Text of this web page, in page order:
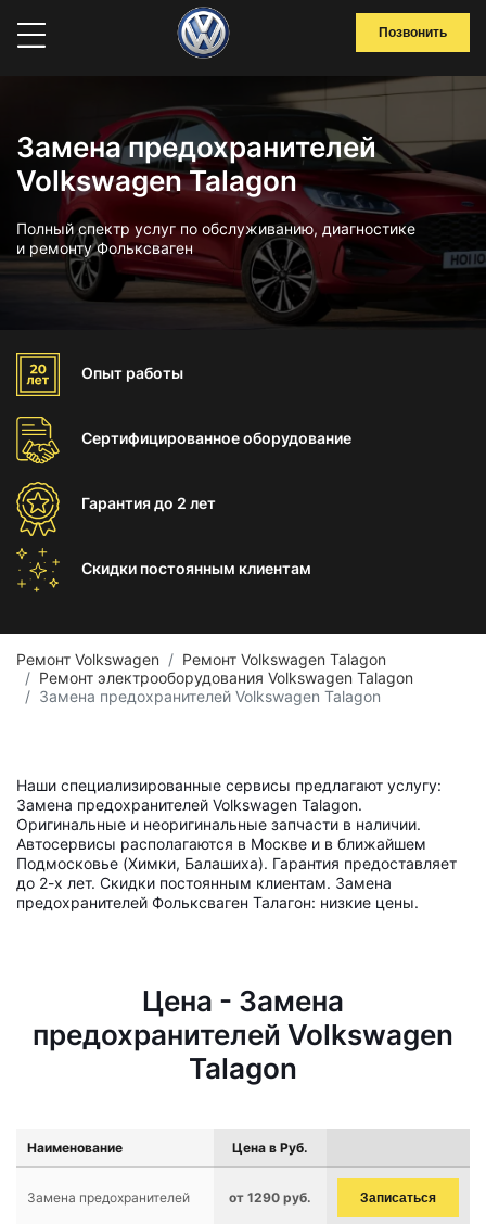
Позвонить
Замена предохранителей
Volkswagen Talagon
Полный спектр услуг по обслуживанию, диагностике
и ремонту Фольксваген
Опыт работы
Сертифицированноеоборудование
Гарантиядо 2 лет
Скидки постоянным клиентам
Ремонт Volkswagen
Ремонт Volkswagen Talagon
Ремонт электрооборудования Volkswagen Talagon
Замена предохранителей Volkswagen Talagon
Наши специализированные сервисы предлагают услугу:
Замена предохранителей Volkswagen Talagon.
Оригинальные и неоригинальные запчасти в наличии.
Автосервисы располагаются в Москве и в ближайшем
Подмосковье (Химки, Балашиха). Гарантия предоставляет
до 2-х лет. Скидки постоянным клиентам. Замена
предохранителей Фольксваген Талагон: низкие цены.
Цена - Замена
предохранителей Volkswagen
Talagon
Наименование Цена в Руб.
Замена предохранителей от 1290 руб. Записаться